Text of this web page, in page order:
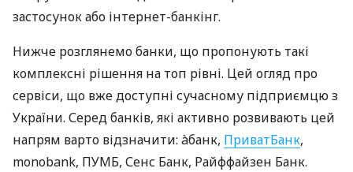
застосунок або інтернет-банкінг.
Нижче розглянемо банки, що пропонують такі
комплексні рішення на топ рівні. Цей огляд про
сервіси, що вже доступні сучасному підприємцю з
України. Серед банків, які активно розвивають цей
напрям варто відзначити: àбанк, ПриватБанк,
monobank, ПУМБ, Сенс Банк, Райффайзен Банк.